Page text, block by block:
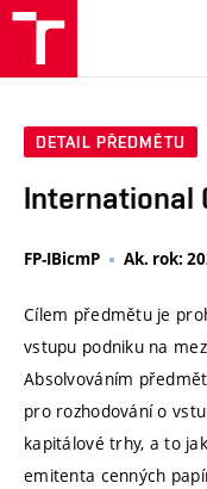
DETAIL PŘEDMĚTU
International
FP-IBicmP Ak. rok:
Cílem předmětu je
vstupu podniku na
Absolvováním
pro rozhodování o
kapitálové trhy, a to
emitenta cenných